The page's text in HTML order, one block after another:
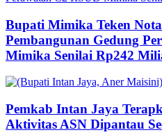
Bupati Mimika Teken
Pembangunan Gedung
Mimika Senilai Rp242
Pemkab Intan Jaya
Aktivitas ASN Dipantau